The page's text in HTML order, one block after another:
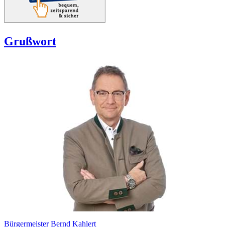
Grußwort
Bürgermeister Bernd Kahlert